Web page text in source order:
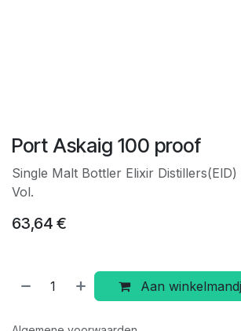
Port Askaig 100 proof
Single Malt Bottler Elixir Distillers(ElD)
Vol.
63,64 €
Aan